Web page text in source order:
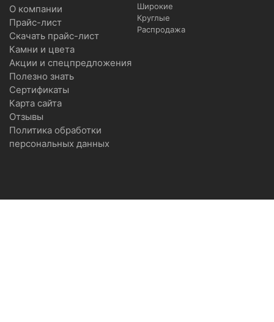
О компании
Прайс-лист
Скачать прайс-лист
Камни и цвета
Акции и спецпредложения
Полезно знать
Сертификаты
Карта сайта
Отзывы
Политика обработки
персональных данных
Широкие
Круглые
Распродажа